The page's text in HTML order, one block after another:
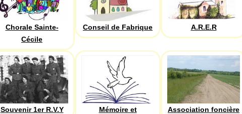
Chorale Sainte-
Cécile
Conseil de Fabrique A.R.E.R
Souvenir 1er R.V.Y
Mémoire et
Association foncière